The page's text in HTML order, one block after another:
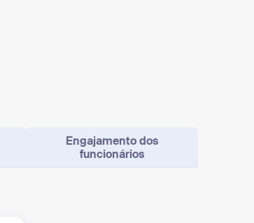
Engajamento dos
funcionários